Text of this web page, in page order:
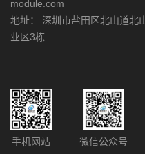
module.com
地址： 深圳市盐田区北山道北
业区3栋
手机网站 微信公众号